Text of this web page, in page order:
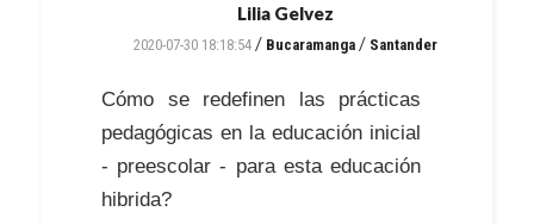
Lilia Gelvez
2020-07-30 18:18:54/ Bucaramanga/ Santander
Cómo se redefinen las prácticas
pedagógicas en la educación inicial
- preescolar - para esta educación
hibrida?